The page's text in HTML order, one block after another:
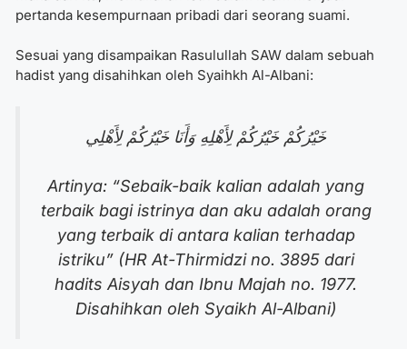
pertanda kesempurnaan pribadi dari seorang suami.
Sesuai yang disampaikan Rasulullah SAW dalam sebuah
hadist yang disahihkan oleh Syaihkh Al-Albani:
خَيْرُكُمْ خَيْرُكُمْ لِأَهْلِهِ وَأَنَا خَيْرُكُمْ لِأَهْلِي
Artinya: “Sebaik-baik kalian adalah yang
terbaik bagi istrinya dan aku adalah orang
yang terbaik di antara kalian terhadap
istriku” (HR At-Thirmidzi no. 3895 dari
hadits Aisyah dan Ibnu Majah no. 1977.
Disahihkan oleh Syaikh Al-Albani)